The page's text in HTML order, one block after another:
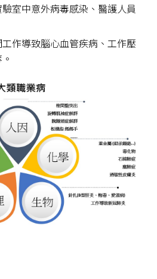
室中意外病毒感染、醫護人員
作導致腦心血管疾病、工作壓